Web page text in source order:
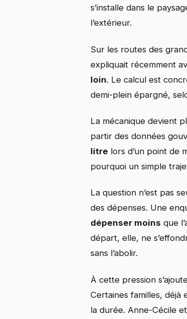
s’installe dans le
l’extérieur.
Sur les routes des
expliquait récemment
loin. Le calcul est
demi-plein épargné,
La mécanique devient
partir des données
litre lors d’un point de
pourquoi un simple
La question n’est pas
des dépenses. Une
dépenser moins que
départ, elle, ne
sans l’abolir.
À cette pression
Certaines familles, déjà
la durée. Anne-Cécile